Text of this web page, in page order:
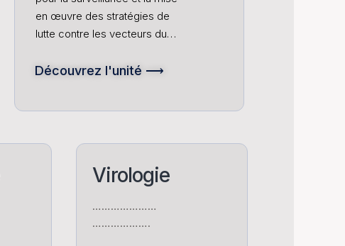
en œuvre des stratégies de
lutte contre les vecteurs du…
Découvrez l'unité ⟶
Virologie
…………………
……………….